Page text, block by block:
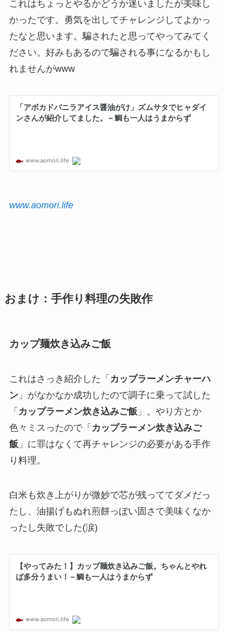
これはちょっとやるかどうか迷いましたが美味し
かったです。勇気を出してチャレンジしてよかっ
たなと思います。騙されたと思ってやってみてく
ださい。好みもあるので騙される事になるかもし
れませんがwww
www.aomori.life
おまけ：手作り料理の失敗作
カップ麺炊き込みご飯
これはさっき紹介した「 カップラーメンチャーハ
ン」がなかなか成功したので調子に乗って試した
「 カップラーメン炊き込みご飯 」。やり方とか
色々ミスったので「 カップラーメン炊き込みご
飯 」に罪はなくて再チャレンジの必要がある手作
り料理。
白米も炊き上がりが微妙で芯が残っててダメだっ
たし、油揚げもぬれ煎餅っぽい固さで美味くなか
ったし失敗でした(涙)